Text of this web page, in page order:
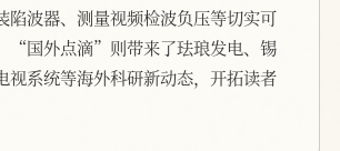
陷波器、测量视频检波负压等切实可
“国外点滴”则带来了珐琅发电、锡
视系统等海外科研新动态，开拓读者